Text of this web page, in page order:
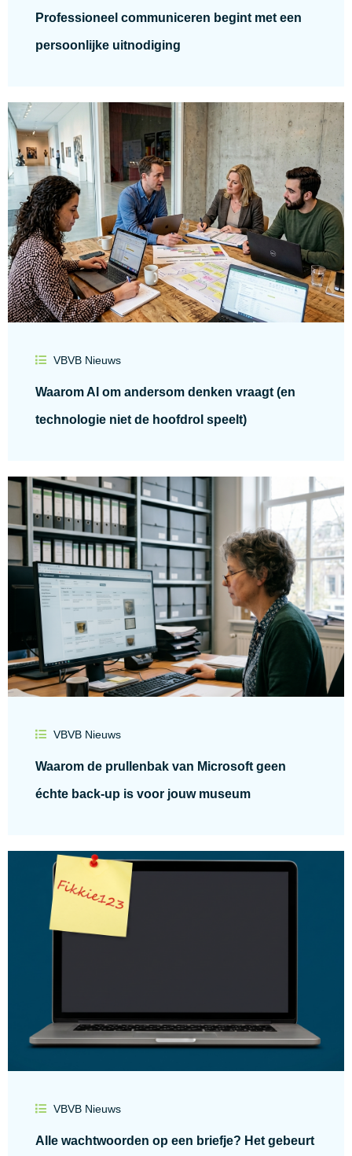
Professioneel communiceren begint met een
persoonlijke uitnodiging
VBVB Nieuws
Waarom AI om andersom denken vraagt (en
technologie niet de hoofdrol speelt)
VBVB Nieuws
Waarom de prullenbak van Microsoft geen
échte back-up is voor jouw museum
VBVB Nieuws
Alle wachtwoorden op een briefje? Het gebeurt